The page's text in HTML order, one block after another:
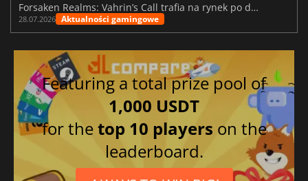
Forsaken Realms: Vahrin’s Call trafia na rynek po dziesięciu latach prac
28.07.2026 Aktualności gamingowe
Featuring a total prize pool of
1,000 USDT
for thetop 10 players on the
leaderboard.